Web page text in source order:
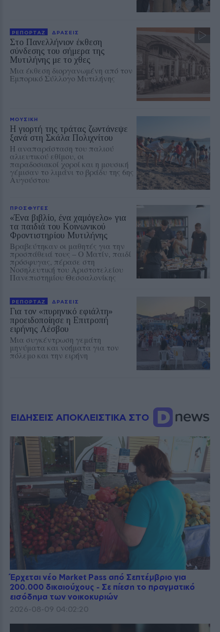
ΡΕΠΟΡΤΑΖ ΔΡΑΣΕΙΣ
Στο Πανελλήνιον έκθεση
σύνδεσης του σήμερα της
Μυτιλήνης με το χθες
Μια έκθεση διοργανωμένη από τον
Εμπορικό Σύλλογο Μυτιλήνης
ΜΟΥΣΙΚΗ
Η γιορτή της τράτας ζωντάνεψε
ξανά στη Σκάλα Πολιχνίτου
Η αναπαράσταση του παλιού
αλιευτικού εθίμου, οι
παραδοσιακοί χοροί και η μουσική
γέμισαν το λιμάνι το βράδυ της 6ης
Αυγούστου
ΠΡΟΣΦΥΓΕΣ
«Ένα βιβλίο, ένα χαμόγελο» για
τα παιδιά του Κοινωνικού
Φροντιστηρίου Μυτιλήνης
Βραβεύτηκαν οι μαθητές για την
προσπάθειά τους – Ο Ματίν, παιδί
πρόσφυγας, πέρασε στη
Νοσηλευτική του Αριστοτελείου
Πανεπιστημίου Θεσσαλονίκης
ΡΕΠΟΡΤΑΖ ΔΡΑΣΕΙΣ
Για τον «πυρηνικό εφιάλτη»
προειδοποίησε η Επιτροπή
ειρήνης Λέσβου
Μια συγκέντρωση γεμάτη
μηνύματα και νοήματα για τον
πόλεμο και την ειρήνη
ΕΙΔΗΣΕΙΣ ΑΠΟΚΛΕΙΣΤΙΚΑ ΣΤΟ
Έρχεται νέο Market Pass από Σεπτέμβριο για
200.000 δικαιούχους - Σε πίεση το πραγματικό
εισόδημα των νοικοκυριών
2026-08-09 04:02:20